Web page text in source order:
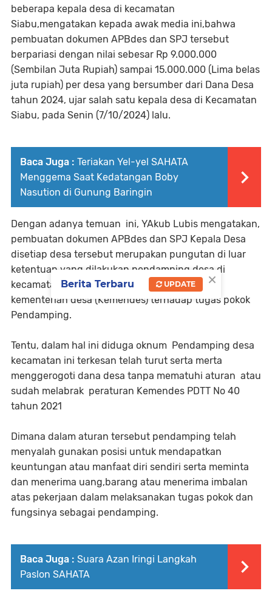
beberapa kepala desa di kecamatan
Siabu,mengatakan kepada awak media ini,bahwa
pembuatan dokumen APBdes dan SPJ tersebut
berpariasi dengan nilai sebesar Rp 9.000.000
(Sembilan Juta Rupiah) sampai 15.000.000 (Lima belas
juta rupiah) per desa yang bersumber dari Dana Desa
tahun 2024, ujar salah satu kepala desa di Kecamatan
Siabu, pada Senin (7/10/2024) lalu.
Baca Juga : Teriakan Yel-yel SAHATA
Menggema Saat Kedatangan Boby
Nasution di Gunung Baringin
Dengan adanya temuan ini, YAkub Lubis mengatakan,
pembuatan dokumen APBdes dan SPJ Kepala Desa
disetiap desa tersebut merupakan pungutan di luar
ketentuan yang dilakukan pendamping desa di
kecamatan dan ini telah melabrak peraturan
kementerian desa (Kemendes) terhadap tugas pokok
Pendamping.
Tentu, dalam hal ini diduga oknum Pendamping desa
kecamatan ini terkesan telah turut serta merta
menggerogoti dana desa tanpa mematuhi aturan atau
sudah melabrak peraturan Kemendes PDTT No 40
tahun 2021
Dimana dalam aturan tersebut pendamping telah
menyalah gunakan posisi untuk mendapatkan
keuntungan atau manfaat diri sendiri serta meminta
dan menerima uang,barang atau menerima imbalan
atas pekerjaan dalam melaksanakan tugas pokok dan
fungsinya sebagai pendamping.
Baca Juga : Suara Azan Iringi Langkah
Paslon SAHATA
×
Berita Terbaru UPDATE